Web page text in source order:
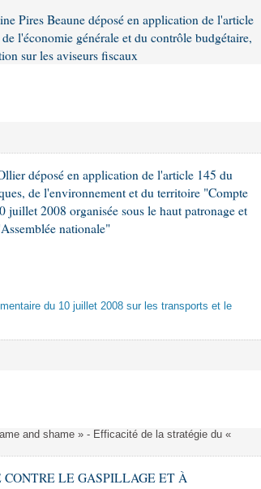
Pires Beaune déposé en application de l'article
l'économie générale et du contrôle budgétaire,
sur les aviseurs fiscaux
déposé en application de l'article 145 du
de l'environnement et du territoire "Compte
2008 organisée sous le haut patronage et
nationale"
du 10 juillet 2008 sur les transports et le
and shame » - Efficacité de la stratégie du «
LE GASPILLAGE ET À